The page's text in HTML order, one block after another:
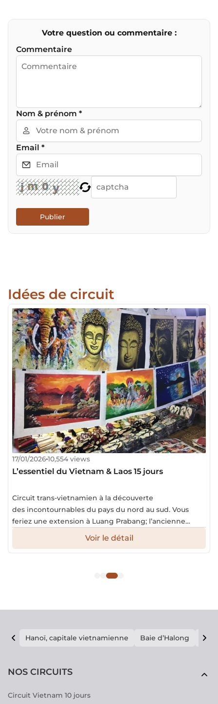
Votre question ou commentaire :
Commentaire
Nom & prénom *
Email *
Publier
Idées de circuit
17/01/202610,554 views
L’essentiel du Vietnam & Laos 15 jours
Circuit trans-vietnamien à la découverte
des incontournables du pays du nord au sud. Vous
feriez une extension à Luang Prabang; l’ancienne
capitale du royaume de LaneXang.
Voir le détail
Hanoï, capitale vietnamienne Baie d’Halong E
NOS CIRCUITS
Circuit Vietnam 10 jours